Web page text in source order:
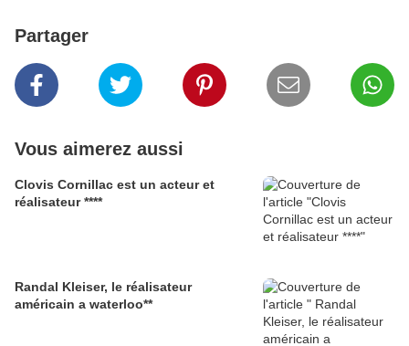
Partager
Vous aimerez aussi
Clovis Cornillac est un acteur et
réalisateur ****
Randal Kleiser, le réalisateur
américain a waterloo**